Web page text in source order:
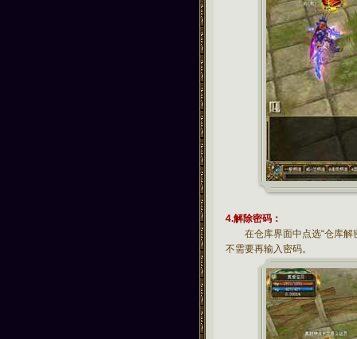
4.解除密码：
在仓库界面中点选“仓库解
不需要再输入密码。